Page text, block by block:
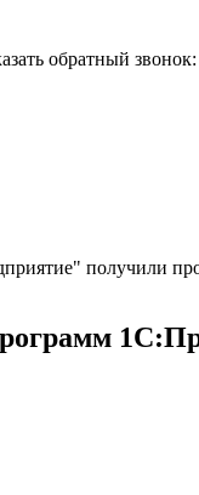
обратный звонок:
получили